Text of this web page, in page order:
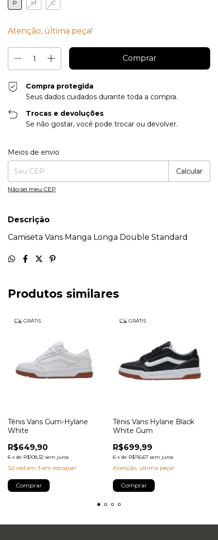
P M G
Atenção, última peça!
Compra protegida
Seus dados cuidados durante toda a compra.
Trocas e devoluções
Se não gostar, você pode trocar ou devolver.
Entregas para o CEP:
Meios de envio
Calcular
Não sei meu CEP
Descrição
Camiseta Vans Manga Longa Double Standard
Produtos similares
GRÁTIS
Tênis Vans Gum-Hylane
White
R$649,90
6 x de R$108,32 sem juros
Só restam 3 em estoque!
Comprar
GRÁTIS
Tênis Vans Hylane Black
White Gum
R$699,99
6 x de R$116,67 sem juros
Atenção, última peça!
Comprar